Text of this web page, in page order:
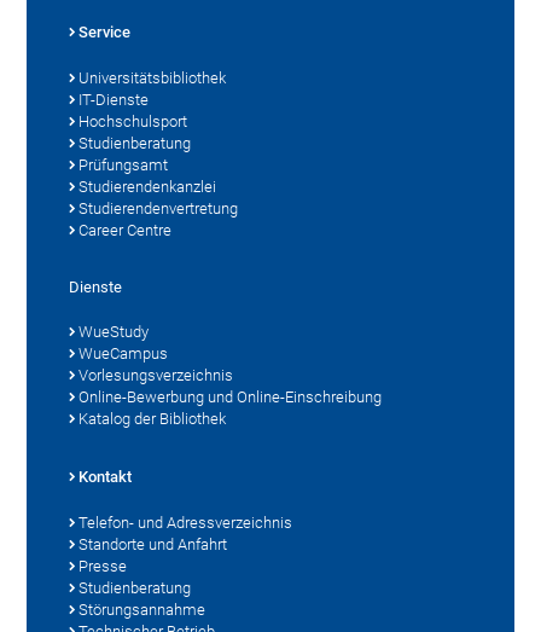
Service
Universitätsbibliothek
IT-Dienste
Hochschulsport
Studienberatung
Prüfungsamt
Studierendenkanzlei
Studierendenvertretung
Career Centre
Dienste
WueStudy
WueCampus
Vorlesungsverzeichnis
Online-Bewerbung und Online-Einschreibung
Katalog der Bibliothek
Kontakt
Telefon- und Adressverzeichnis
Standorte und Anfahrt
Presse
Studienberatung
Störungsannahme